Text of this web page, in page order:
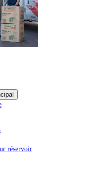
réservoir